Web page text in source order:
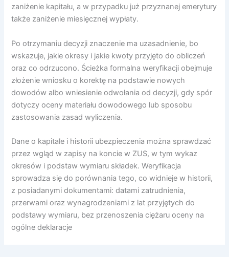
zaniżenie kapitału, a w przypadku już przyznanej emerytury
także zaniżenie miesięcznej wypłaty.
Po otrzymaniu decyzji znaczenie ma uzasadnienie, bo
wskazuje, jakie okresy i jakie kwoty przyjęto do obliczeń
oraz co odrzucono. Ścieżka formalna weryfikacji obejmuje
złożenie wniosku o korektę na podstawie nowych
dowodów albo wniesienie odwołania od decyzji, gdy spór
dotyczy oceny materiału dowodowego lub sposobu
zastosowania zasad wyliczenia.
Dane o kapitale i historii ubezpieczenia można sprawdzać
przez wgląd w zapisy na koncie w ZUS, w tym wykaz
okresów i podstaw wymiaru składek. Weryfikacja
sprowadza się do porównania tego, co widnieje w historii,
z posiadanymi dokumentami: datami zatrudnienia,
przerwami oraz wynagrodzeniami z lat przyjętych do
podstawy wymiaru, bez przenoszenia ciężaru oceny na
ogólne deklaracje